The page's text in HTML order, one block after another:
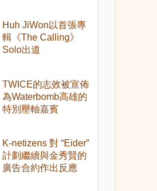
Huh JiWon以首張專
輯《The Calling》
Solo出道
TWICE的志效被宣佈
為Waterbomb高雄的
特別壓軸嘉賓
K-netizens 對 “Eider”
計劃繼續與金秀賢的
廣告合約作出反應